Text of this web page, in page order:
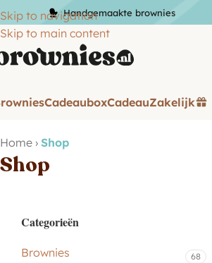
Skip to navigation
Skip to main content
Handgemaakte brownies
CadeauboxCadeauZakelijk
Home › Shop
Shop
Categorieën
Brownies 68